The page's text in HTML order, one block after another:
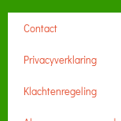
Contact
Privacyverklaring
Klachtenregeling